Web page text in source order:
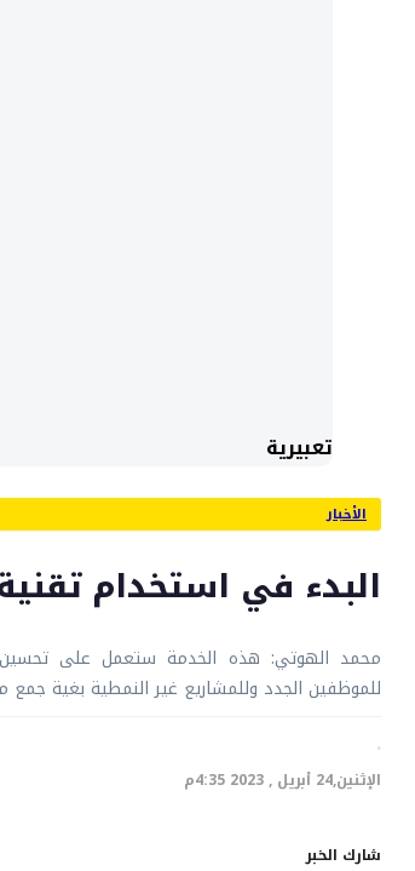
تعبيرية
الأخبار
البدء في استخدام
محمد الهوتي: هذه الخدمة ستعمل على تحسين
للموظفين الجدد وللمشاريع غير النمطية بغية جمع
·
الإثنين,24 أبريل , 2023 4:35م
شارك الخبر